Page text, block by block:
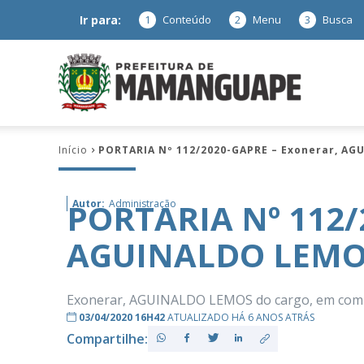
Ir para: 1 Conteúdo 2 Menu 3 Busca
Mamanguape
Início PORTARIA Nº 112/2020-GAPRE – Exonerar,
Autor: Administração
PORTARIA Nº
AGUINALDO
Exonerar, AGUINALDO LEMOS do cargo, em
03/04/2020 16H42ATUALIZADO HÁ 6 ANOS ATRÁS
Compartilhe: